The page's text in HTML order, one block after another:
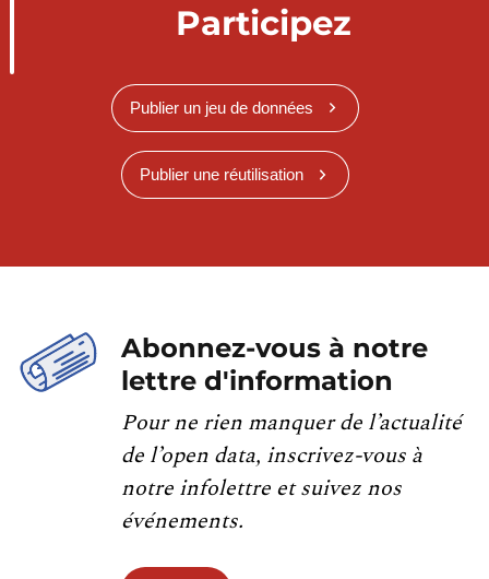
Participez
Publier un jeu de données
Publier une réutilisation
Abonnez-vous à notre
lettre d'information
Pour ne rien manquer de l’actualité
de l’open data, inscrivez-vous à
notre infolettre et suivez nos
événements.